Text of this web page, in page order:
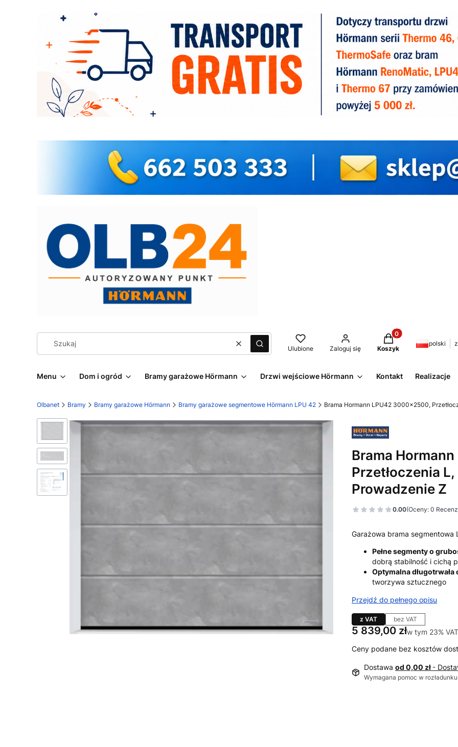
WyczyśćSzukaj Ulubione Zaloguj się
Produkty w
Koszyk
polski
Menu Dom i ogród Bramy garażowe Hörmann Drzwi wejściowe Hörmann Kontakt Realizacje
Olbanet Bramy Bramy garażowe Hörmann Bramy garażowe segmentowe Hörmann LPU 42 Brama Hormann LPU42 3000x2500,
Brama
Przetłoczenia
Prowadzenie Z
0.00(Oceny: 0
Garażowa brama segmentowa
Pełne segmenty o
dobrą stabilność i cichą
Optymalna długotrwała
tworzywa sztucznego
Przejdź do pełnego opisu
z VAT bez VAT
Cena
5 839,00 złw tym 23% VAT
w tym 23% VAT
Ceny podane bez kosztów
Dostawa od 0,00 zł -
Wymagana pomoc w